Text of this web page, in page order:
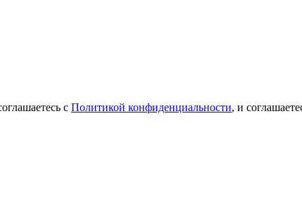
с Политикой конфиденциальности, и